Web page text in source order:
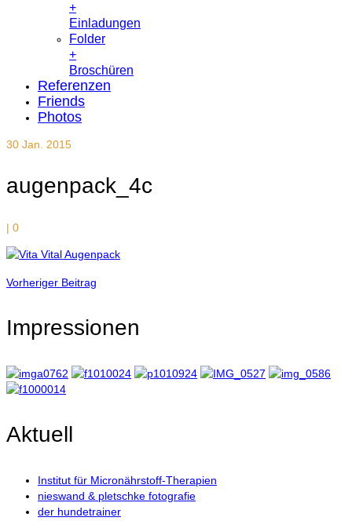
+
Einladungen
Folder
+
Broschüren
Referenzen
Friends
Photos
30 Jan. 2015
augenpack_4c
| 0
Vorheriger Beitrag
Impressionen
Aktuell
Institut für Micronährstoff-Therapien
nieswand & pletschke fotografie
der hundetrainer